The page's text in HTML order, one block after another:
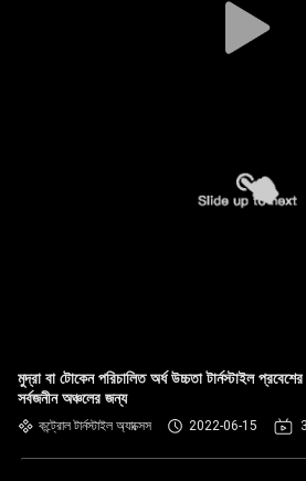
মুদ্রা বা টোকেন পরিচালিত অর্ধ উচ্চতা টার্নস্টাইল
সর্বজনীন অঞ্চলের জন্য
কন্ট্রোল টার্নস্টাইল অ্যাক্সেস 2022-06-15